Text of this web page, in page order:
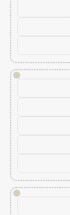
!
!